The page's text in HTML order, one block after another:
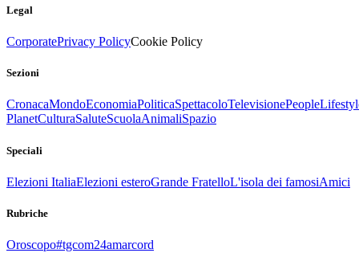
Legal
CorporatePrivacy PolicyCookie Policy
Sezioni
CronacaMondoEconomiaPoliticaSpettacoloTelevisionePeople
PlanetCulturaSaluteScuolaAnimaliSpazio
Speciali
Elezioni ItaliaElezioni esteroGrande FratelloL'isola dei famosiAmici
Rubriche
Oroscopo#tgcom24amarcord